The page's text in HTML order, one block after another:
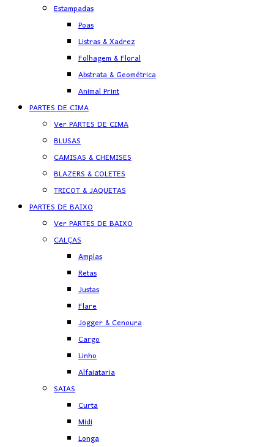
Estampadas
Poas
Listras & Xadrez
Folhagem & Floral
Abstrata & Geométrica
Animal Print
PARTES DE CIMA
Ver PARTES DE CIMA
BLUSAS
CAMISAS & CHEMISES
BLAZERS & COLETES
TRICOT & JAQUETAS
PARTES DE BAIXO
Ver PARTES DE BAIXO
CALÇAS
Amplas
Retas
Justas
Flare
Jogger & Cenoura
Cargo
Linho
Alfaiataria
SAIAS
Curta
Midi
Longa